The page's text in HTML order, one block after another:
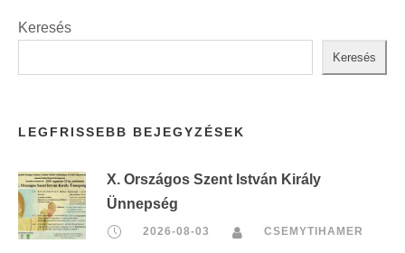
Keresés
Keresés
LEGFRISSEBB BEJEGYZÉSEK
X. Országos Szent István Király
Ünnepség
2026-08-03 CSEMYTIHAMER